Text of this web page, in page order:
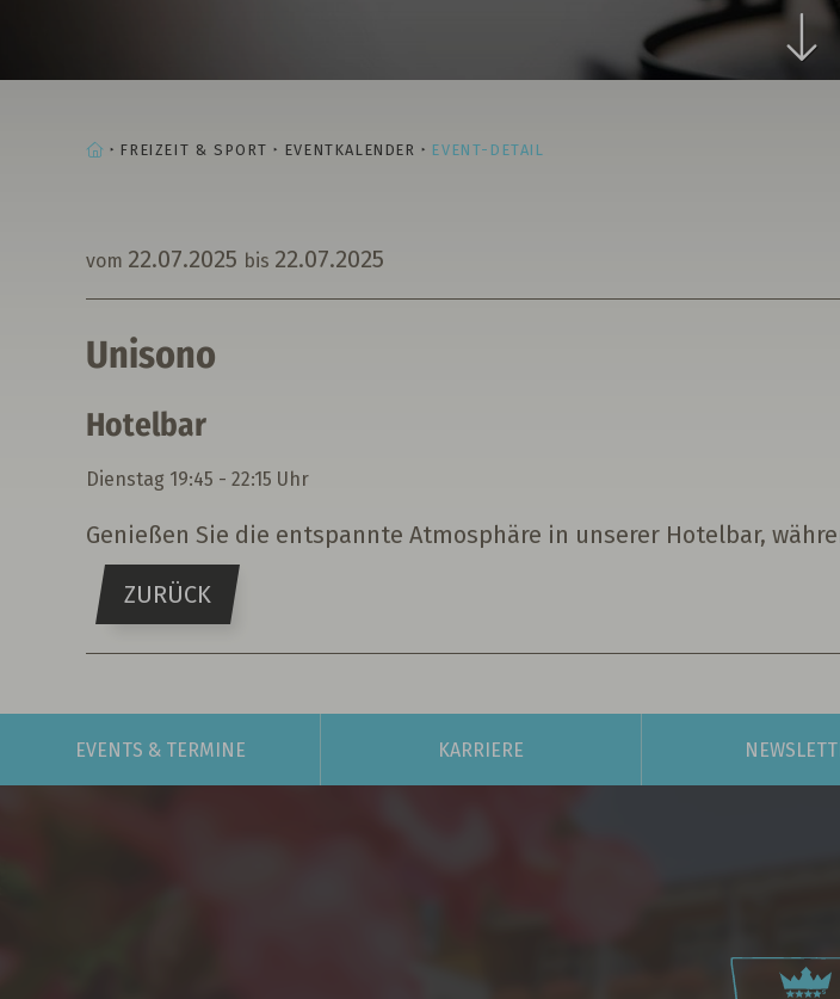
STARTSEITE
FREIZEIT & SPORT EVENTKALENDER EVENT-DETAIL
vom 22.07.2025 bis 22.07.2025
Unisono
Hotelbar
Dienstag 19:45 - 22:15 Uhr
Genießen Sie die entspannte Atmosphäre in unserer Hotelbar,
ZURÜCK
EVENTS & TERMINE KARRIERE